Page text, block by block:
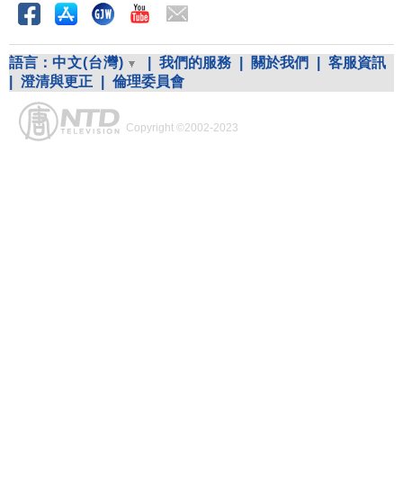
語言： 中文(台灣) 我們的服務 關於我們
客服資訊
澄清與更正 倫理委員會
Copyright ©2002-2023